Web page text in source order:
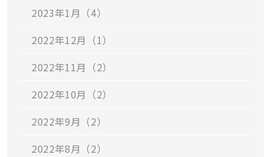
2023年1月（4）
2022年12月（1）
2022年11月（2）
2022年10月（2）
2022年9月（2）
2022年8月（2）